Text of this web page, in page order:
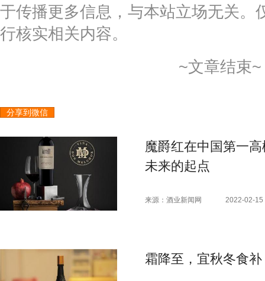
于传播更多信息，与本站立场无关。
行核实相关内容。
~文章结束~
分享到微信
魔爵红在中国第一
未来的起点
来源：酒业新闻网 2022-02-15
霜降至，宜秋冬食